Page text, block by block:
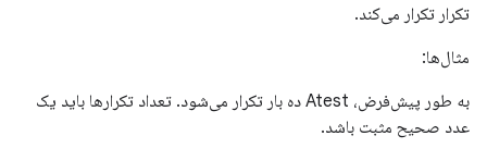
تکرار تکرار می‌کند.
مثال‌ها:
به طور پیش‌فرض، Atest ده بار تکرار می‌شود. تعداد تکرارها باید یک
عدد صحیح مثبت باشد.